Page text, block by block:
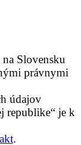
na Slovensku
právnymi
údajov
republike“ je k
.